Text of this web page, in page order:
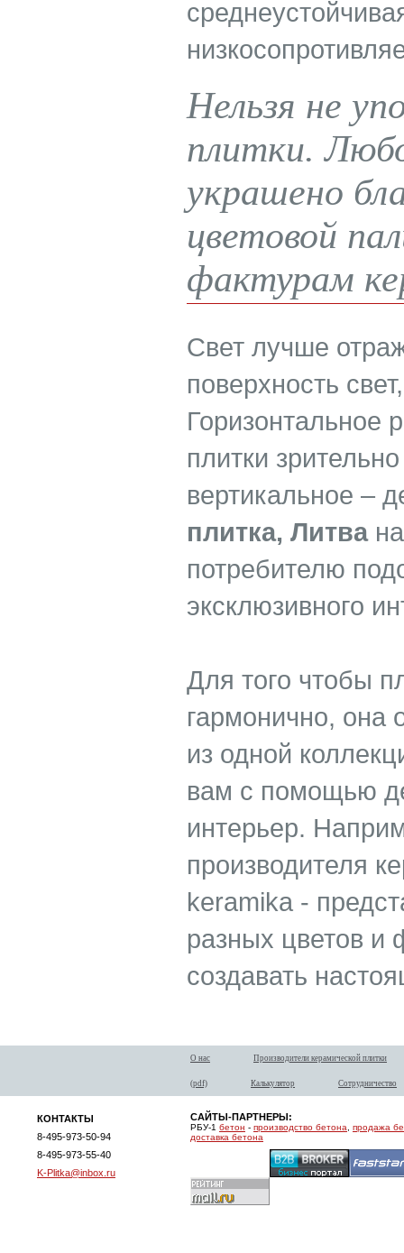
Нельзя не
плитки.
украшено
цветовой
фактурам
Свет лучше
поверхность
Горизонтальное
плитки
вертикальное –
плитка, Литва
потребителю
эксклюзивного
Для того чтобы
гармонично, она
из одной
вам с помощью
интерьер.
производителя
keramika -
разных цветов и
создавать
О нас Производители керамической плитки
(pdf) Калькулятор Сотрудничество
КОНТАКТЫ
8-495-973-50-94
8-495-973-55-40
K-Plitka@inbox.ru
САЙТЫ-ПАРТНЕРЫ:
РБУ-1 бетон - производство бетона
продажа
доставка бетона